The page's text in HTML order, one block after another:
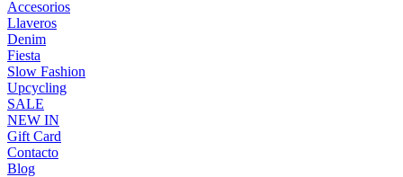
Accesorios
Llaveros
Denim
Fiesta
Slow Fashion
Upcycling
SALE
NEW IN
Gift Card
Contacto
Blog